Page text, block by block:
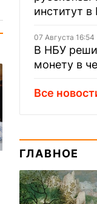
институт в
07 Августа 16:54
В НБУ
монету в
Все
ГЛАВНОЕ